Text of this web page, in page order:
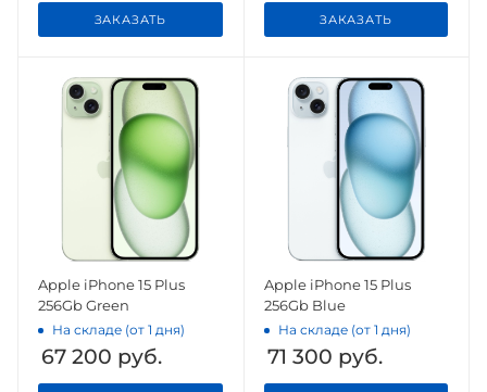
ЗАКАЗАТЬ ЗАКАЗАТЬ
Apple iPhone 15 Plus
256Gb Green
На складе (от 1 дня)
67 200 руб.
Apple iPhone 15 Plus
256Gb Blue
На складе (от 1 дня)
71 300 руб.